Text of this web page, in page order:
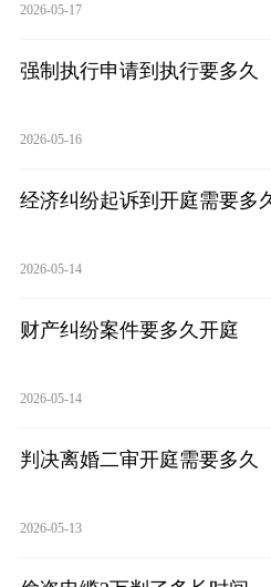
2026-05-17
强制执行申请到执行要多久
2026-05-16
经济纠纷起诉到开庭需要多
2026-05-14
财产纠纷案件要多久开庭
2026-05-14
判决离婚二审开庭需要多久
2026-05-13